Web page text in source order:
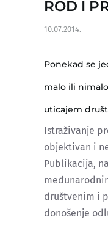
ROD I
10.07.2014.
Ponekad se
malo ili
uticajem
Istraživanje
objektivan i
Publikacija,
društvenim i
donošenje